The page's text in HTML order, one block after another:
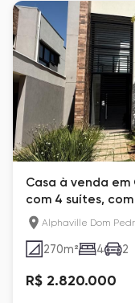
Casa à venda em
com 4 suítes,
Alphaville Dom
270m² 4 2
R$ 2.820.000